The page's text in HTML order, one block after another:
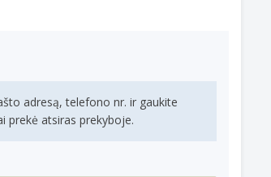
adresą, telefono nr. ir gaukite
prekė atsiras prekyboje.